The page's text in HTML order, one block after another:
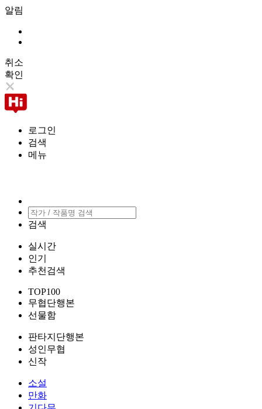
알림
취소
확인
로그인
검색
메뉴
검색
실시간
인기
추천검색
TOP100
무협단행본
선물함
판타지단행본
성인무협
신작
소설
만화